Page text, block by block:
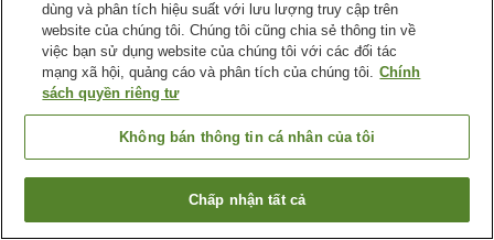
Hồ bơi
Hoàn toàn không hút thuốc
Trang chủ Hoa Kỳ California
Quận Sonoma
Hampton Inn & Suites Santa Rosa Sonoma Wine Countr
Tìm phòng trống
dùng và phân tích hiệu suất với lưu lượng truy cập trên
website của chúng tôi. Chúng tôi cũng chia sẻ thông tin về
việc bạn sử dụng website của chúng tôi với các đối tác
mạng xã hội, quảng cáo và phân tích của chúng tôi. Chính
sách quyền riêng tư
Không bán thông tin cá nhân của tôi
Chấp nhận tất cả